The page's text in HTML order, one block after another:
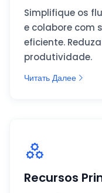
Simplifique os
e colabore com
eficiente.
produtividade.
Читать Далее
Recursos